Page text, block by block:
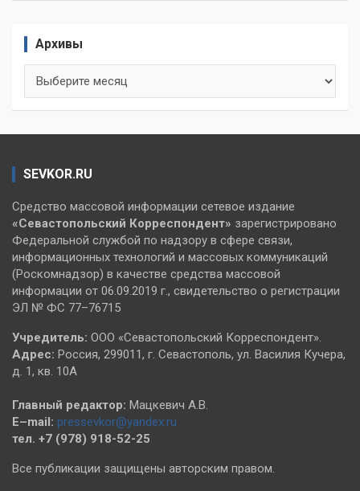
Архивы
SEVKOR.RU
Средство массовой информации сетевое издание
«Севастопольский Корреспондент» зарегистрировано
Федеральной службой по надзору в сфере связи,
информационных технологий и массовых коммуникаций
(Роскомнадзор) в качестве средства массовой
информации от 06.09.2019 г., свидетельство о регистрации
ЭЛ № ФС 77–76715
Учредитель: ООО «Севастопольский Корреспондент».
Адрес: Россия, 299011, г. Севастополь, ул. Василия Кучера,
д. 1, кв. 10А
Главный редактор: Мацкевич А.В.
E–mail: pressevkor@yandex.ru
тел. +7 (978) 918-52-25
Все публикации защищены авторским правом.